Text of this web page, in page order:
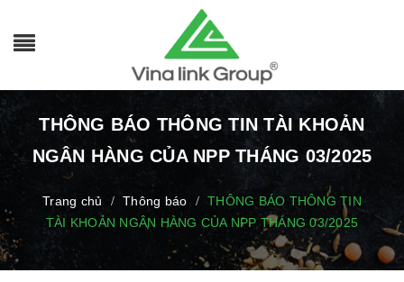
THÔNG BÁO THÔNG TIN TÀI KHOẢN
NGÂN HÀNG CỦA NPP THÁNG 03/2025
Trang chủ / Thông báo /
THÔNG BÁO THÔNG TIN
TÀI KHOẢN NGÂN HÀNG CỦA NPP THÁNG 03/2025